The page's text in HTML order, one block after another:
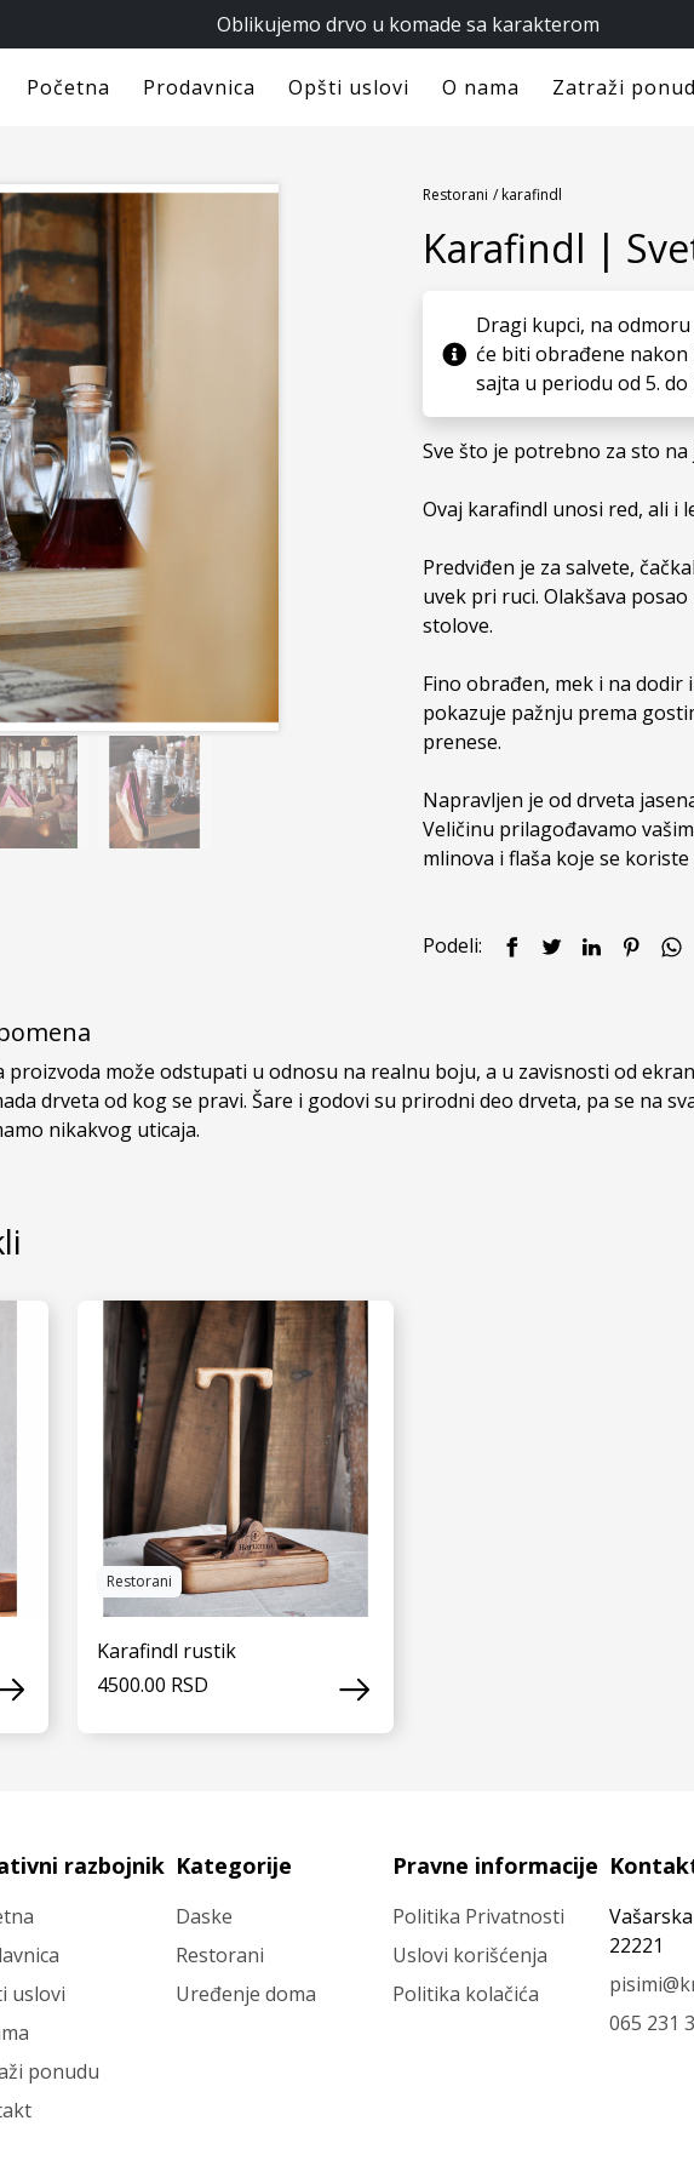
Oblikujemo drvo u komade sa karakterom
Početna Prodavnica Opšti uslovi O nama Zatraži
Restorani / karafindl
Karafindl |
Dragi kupci, na odmoru
će biti obrađene nakon
sajta u periodu od 5. do
Sve što je potrebno za sto na
Ovaj karafindl unosi red, ali i
Predviđen je za salvete,
uvek pri ruci. Olakšava
stolove.
Fino obrađen, mek i na
pokazuje pažnju prema
prenese.
Napravljen je od drveta
Veličinu prilagođavamo
mlinova i flaša koje se
Podeli:
proizvoda može odstupati u odnosu na realnu boju, a u zavisnosti od
drveta od kog se pravi. Šare i godovi su prirodni deo drveta, pa se na
nikakvog uticaja.
Restorani
Karafindl rustik
4500.00 RSD
razbojnik
uslovi
ponudu
Kategorije
Daske
Restorani
Uređenje doma
Pravne informacije
Politika Privatnosti
Uslovi korišćenja
Politika kolačića
22221
065 231